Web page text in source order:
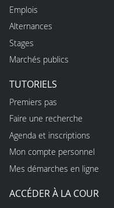
Emplois
Alternances
Stages
Marchés publics
TUTORIELS
Premiers pas
Faire une recherche
Agenda et inscriptions
Mon compte personnel
Mes démarches en ligne
ACCÉDER À LA COUR